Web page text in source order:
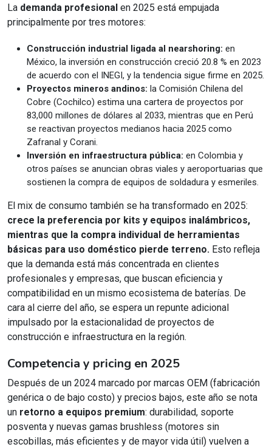
La demanda profesional en 2025 está empujada
principalmente por tres motores:
Construcción industrial ligada al nearshoring: en
México, la inversión en construcción creció 20.8 % en 2023
de acuerdo con el INEGI, y la tendencia sigue firme en 2025.
Proyectos mineros andinos: la Comisión Chilena del
Cobre (Cochilco) estima una cartera de proyectos por
83,000 millones de dólares al 2033, mientras que en Perú
se reactivan proyectos medianos hacia 2025 como
Zafranal y Corani.
Inversión en infraestructura pública: en Colombia y
otros países se anuncian obras viales y aeroportuarias que
sostienen la compra de equipos de soldadura y esmeriles.
El mix de consumo también se ha transformado en 2025:
crece la preferencia por kits y equipos inalámbricos,
mientras que la compra individual de herramientas
básicas para uso doméstico pierde terreno. Esto refleja
que la demanda está más concentrada en clientes
profesionales y empresas, que buscan eficiencia y
compatibilidad en un mismo ecosistema de baterías. De
cara al cierre del año, se espera un repunte adicional
impulsado por la estacionalidad de proyectos de
construcción e infraestructura en la región.
Competencia y pricing en 2025
Después de un 2024 marcado por marcas OEM (fabricación
genérica o de bajo costo) y precios bajos, este año se nota
un retorno a equipos premium: durabilidad, soporte
posventa y nuevas gamas brushless (motores sin
escobillas, más eficientes y de mayor vida útil) vuelven a